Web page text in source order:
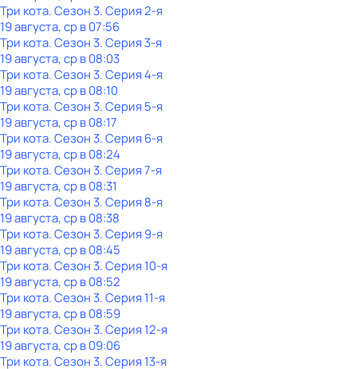
Три кота. Сезон 3. Серия 2-я
19 августа, ср в 07:56
Три кота. Сезон 3. Серия 3-я
19 августа, ср в 08:03
Три кота. Сезон 3. Серия 4-я
19 августа, ср в 08:10
Три кота. Сезон 3. Серия 5-я
19 августа, ср в 08:17
Три кота. Сезон 3. Серия 6-я
19 августа, ср в 08:24
Три кота. Сезон 3. Серия 7-я
19 августа, ср в 08:31
Три кота. Сезон 3. Серия 8-я
19 августа, ср в 08:38
Три кота. Сезон 3. Серия 9-я
19 августа, ср в 08:45
Три кота. Сезон 3. Серия 10-я
19 августа, ср в 08:52
Три кота. Сезон 3. Серия 11-я
19 августа, ср в 08:59
Три кота. Сезон 3. Серия 12-я
19 августа, ср в 09:06
Три кота. Сезон 3. Серия 13-я